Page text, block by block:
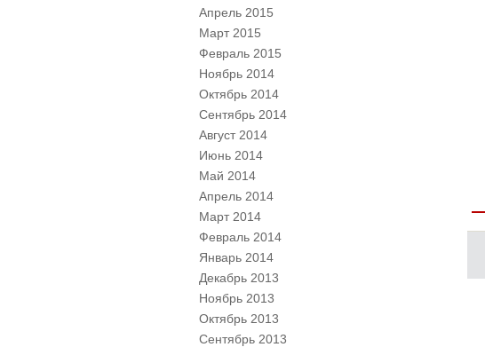
Апрель 2015
Март 2015
Февраль 2015
Ноябрь 2014
Октябрь 2014
Сентябрь 2014
Август 2014
Июнь 2014
Май 2014
Апрель 2014
Март 2014
Февраль 2014
Январь 2014
Декабрь 2013
Ноябрь 2013
Октябрь 2013
Сентябрь 2013